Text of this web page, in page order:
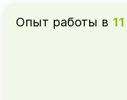
Опыт работы в 11